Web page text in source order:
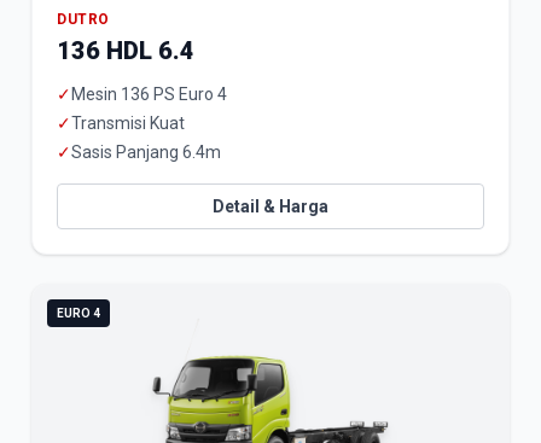
DUTRO
136 HDL 6.4
✓ Mesin 136 PS Euro 4
✓Transmisi Kuat
✓Sasis Panjang 6.4m
Detail & Harga
EURO 4